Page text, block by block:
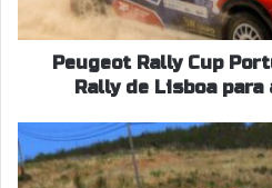
Lisboa
Peugeot Rally Cup
Rally de Lisboa para
Rali
Cidade